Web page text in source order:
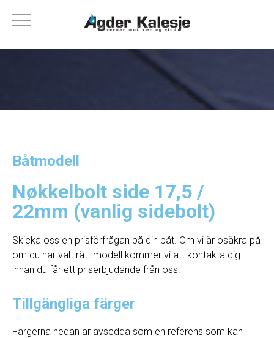
Båtmodell
Nøkkelbolt side 17,5 /
22mm (vanlig sidebolt)
Skicka oss en prisförfrågan på din båt. Om vi ​​är osäkra på
om du har valt rätt modell kommer vi att kontakta dig
innan du får ett priserbjudande från oss.
Tillgängliga färger
Färgerna nedan är avsedda som en referens som kan